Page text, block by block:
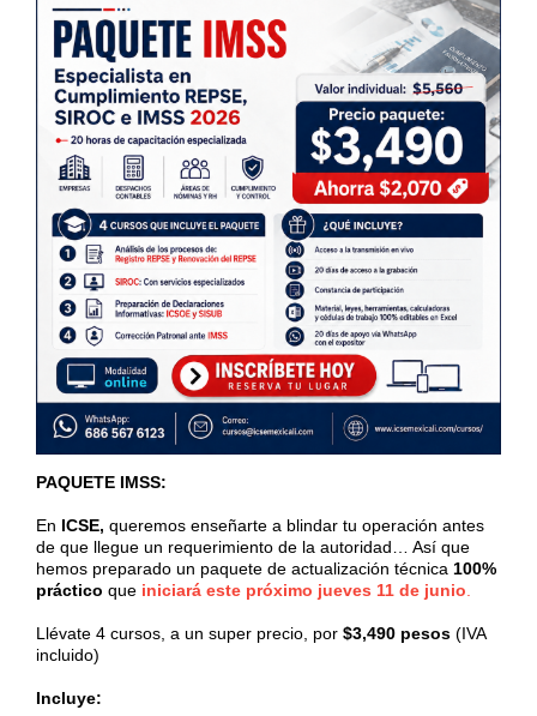
PAQUETE IMSS:
En ICSE, queremos enseñarte a blindar tu operación antes
de que llegue un requerimiento de la autoridad… Así que
hemos preparado un paquete de actualización técnica 100%
práctico que iniciará este próximo jueves 11 de junio
Llévate 4 cursos, a un super precio, por $3,490 pesos (IVA
incluido)
Incluye: